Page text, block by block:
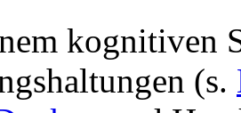
kognitiven
(s.